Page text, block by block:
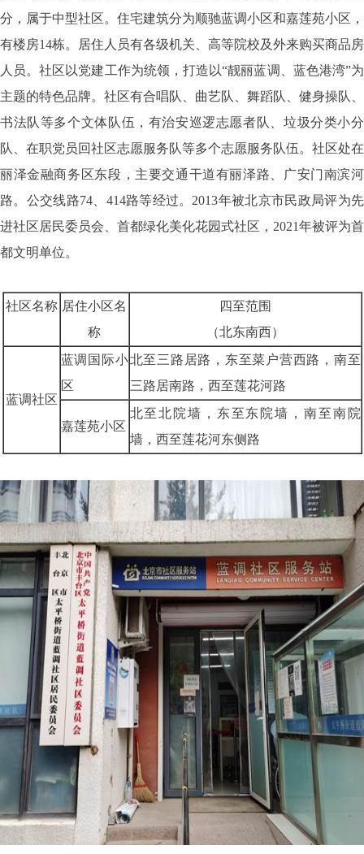
分，属于中型社区。住宅建筑分为顺驰蓝调小区和嘉莲苑小区，
有楼房14栋。居住人员有各级机关、高等院校及外来购买商品房
人员。社区以党建工作为统领，打造以“靓丽蓝调、蓝色港湾”为
主题的特色品牌。社区有合唱队、曲艺队、舞蹈队、健身操队、
书法队等多个文体队伍，有治安巡逻志愿者队、垃圾分类小分
队、在职党员回社区志愿服务队等多个志愿服务队伍。社区处在
丽泽金融商务区东段，主要交通干道有丽泽路、广安门南滨河
路。公交线路74、 414路等经过。 2013年被北京市民政局评为先
进社区居民委员会、首都绿化美化花园式社区， 2021年被评为首
都文明单位。
社区名称 居住小区名
称
四至范围
（北东南西）
蓝调社区
蓝调国际小
区
北至三路居路，东至菜户营西路，南至
三路居南路，西至莲花河路
嘉莲苑小区
北至北院墙，东至东院墙，南至南院
墙，西至莲花河东侧路